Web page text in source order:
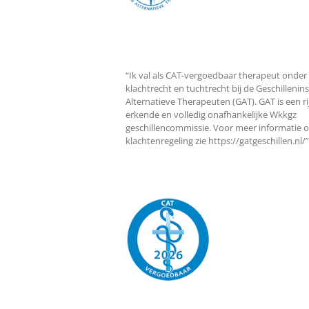
“Ik val als CAT-vergoedbaar therapeut onder
klachtrecht en tuchtrecht bij de
Alternatieve Therapeuten (GAT). GAT is een
erkende en volledig onafhankelijke Wkkgz
geschillencommissie. Voor meer informatie
klachtenregeling zie https://gatgeschillen.nl/”